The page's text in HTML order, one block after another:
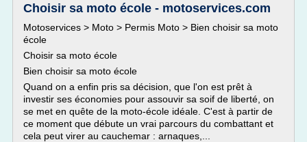
Choisir sa moto école - motoservices.com
Motoservices > Moto > Permis Moto > Bien choisir sa moto
école
Choisir sa moto école
Bien choisir sa moto école
Quand on a enfin pris sa décision, que l'on est prêt à
investir ses économies pour assouvir sa soif de liberté, on
se met en quête de la moto-école idéale. C'est à partir de
ce moment que débute un vrai parcours du combattant et
cela peut virer au cauchemar : arnaques,...